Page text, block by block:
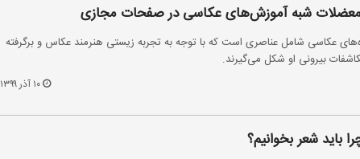
معضلات شبه آموزش‌های عکاسی در صفحات مجازی
عکاسی شامل عناصری است که با توجه به تجربه زیستی هنرمند عکاس و برگرفته
بیرونی او شکل می‌گیرند.
۱۰ آذر ۱۳۹۹
باید شعر بخوانیم؟